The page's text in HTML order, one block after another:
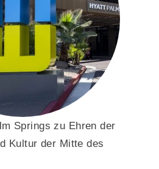
Springs zu Ehren der
Kultur der Mitte des